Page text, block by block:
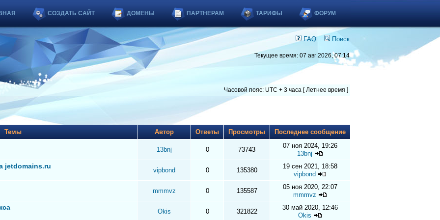
СОЗДАТЬ САЙТ ДОМЕНЫ ПАРТНЕРАМ ТАРИФЫ ФОРУМ
FAQ Поиск
Текущее время: 07 авг 2026, 07:14
Часовой пояс: UTC + 3 часа [ Летнее время ]
Темы Автор Ответы Просмотры Последнее сообщение
13bnj 0 73743
07 ноя 2024, 19:26
13bnj
jetdomains.ru
vipbond 0 135380
19 сен 2021, 18:58
vipbond
mmmvz 0 135587
05 ноя 2020, 22:07
mmmvz
Okis 0 321822
30 май 2020, 12:46
Okis